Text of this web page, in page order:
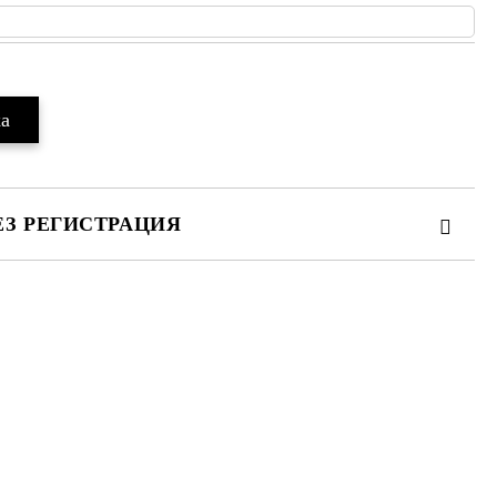
РЕГИСТРАЦИЯ